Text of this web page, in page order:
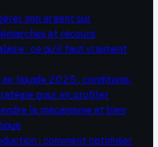
son argent sur
et recours
: ce qu’il faut vraiment
liquide 2025 : conditions,
pour en profiter
le mécanisme et bien
: comment optimiser